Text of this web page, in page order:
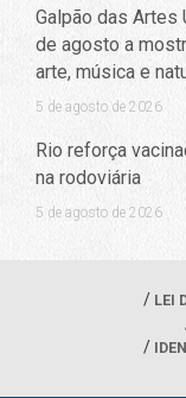
Galpão das Artes
de agosto a
arte, música e
5 de agosto de 2026
Rio reforça
na rodoviária
5 de agosto de 2026
LEI